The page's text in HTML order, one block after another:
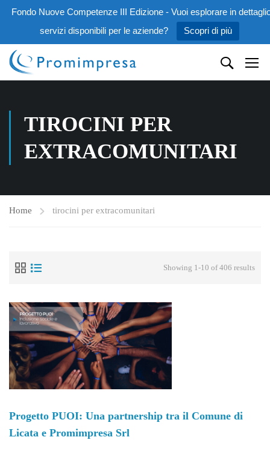
Fondo Nuove Competenze III Edizione - Vuoi esplorare in
servizi disponibili per le aziende?
Scopri di più
TIROCINI PER
EXTRACOMUNITARI
Home tirocini per extracomunitari
Showing 1-10 of 406 results
Progetto PUOI: Una partnership tra il Comune di
Licata e Promimpresa Srl